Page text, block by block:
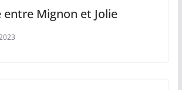
entre Mignon et Jolie